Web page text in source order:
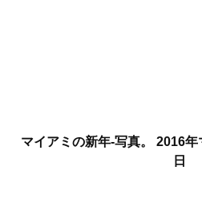
マイアミの新年-写真。 2016
日